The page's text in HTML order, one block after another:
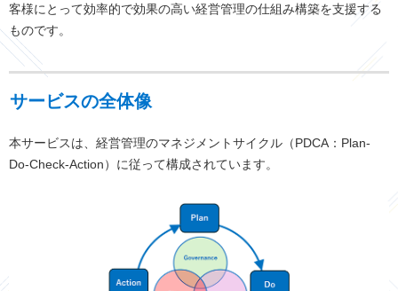
客様にとって効率的で効果の高い経営管理の仕組み構築を支援する
ものです。
サービスの全体像
本サービスは、経営管理のマネジメントサイクル（PDCA：Plan-
Do-Check-Action）に従って構成されています。